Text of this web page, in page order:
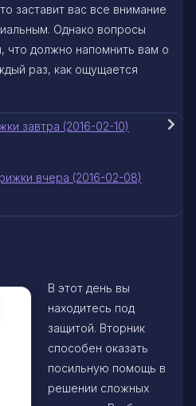
заставит вас все внимание
Однако вопросы
что должно напомнить вам о
раз, как ощущается
завтра (2016-02-10)
вчера (2016-02-08)
В этот день вы
находитесь под
защитой. Вторник
способен оказать
посильную помощь в
решении сложных